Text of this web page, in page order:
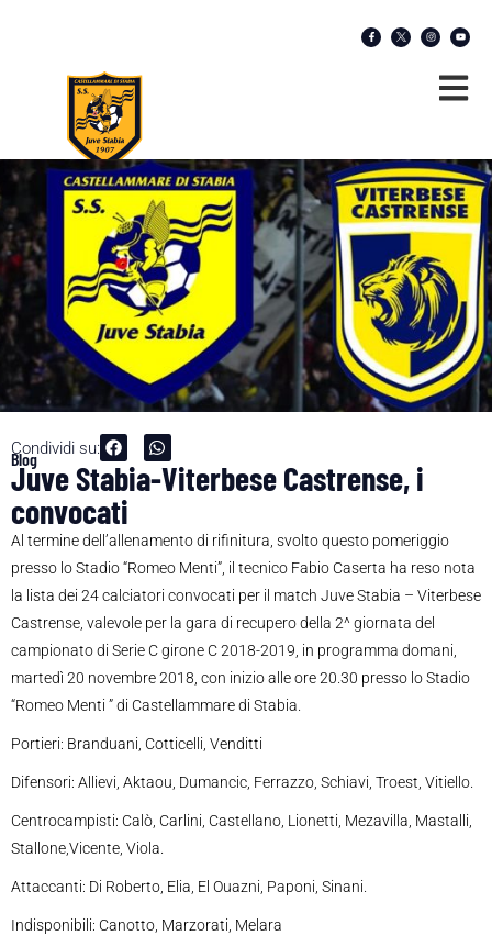
Condividi su:
Blog
Juve Stabia-Viterbese Castrense, i
convocati
Al termine dell’allenamento di rifinitura, svolto questo pomeriggio
presso lo Stadio “Romeo Menti”, il tecnico Fabio Caserta ha reso nota
la lista dei 24 calciatori convocati per il match Juve Stabia – Viterbese
Castrense, valevole per la gara di recupero della 2^ giornata del
campionato di Serie C girone C 2018-2019, in programma domani,
martedì 20 novembre 2018, con inizio alle ore 20.30 presso lo Stadio
“Romeo Menti ” di Castellammare di Stabia.
Portieri: Branduani, Cotticelli, Venditti
Difensori: Allievi, Aktaou, Dumancic, Ferrazzo, Schiavi, Troest, Vitiello.
Centrocampisti: Calò, Carlini, Castellano, Lionetti, Mezavilla, Mastalli,
Stallone,Vicente, Viola.
Attaccanti: Di Roberto, Elia, El Ouazni, Paponi, Sinani.
Indisponibili: Canotto, Marzorati, Melara